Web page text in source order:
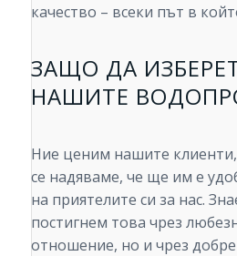
качество – всеки път в
ЗАЩО ДА
НАШИТЕ
Ние ценим нашите
се надяваме, че ще им е
на приятелите си за нас.
постигнем това чрез
отношение, но и чрез